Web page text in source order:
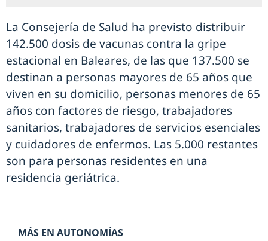
La Consejería de Salud ha previsto distribuir
142.500 dosis de vacunas contra la gripe
estacional en Baleares, de las que 137.500 se
destinan a personas mayores de 65 años que
viven en su domicilio, personas menores de 65
años con factores de riesgo, trabajadores
sanitarios, trabajadores de servicios esenciales
y cuidadores de enfermos. Las 5.000 restantes
son para personas residentes en una
residencia geriátrica.
MÁS EN AUTONOMÍAS